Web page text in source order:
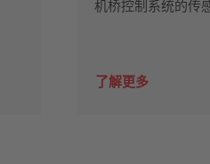
机桥控制系统的传
了解更多